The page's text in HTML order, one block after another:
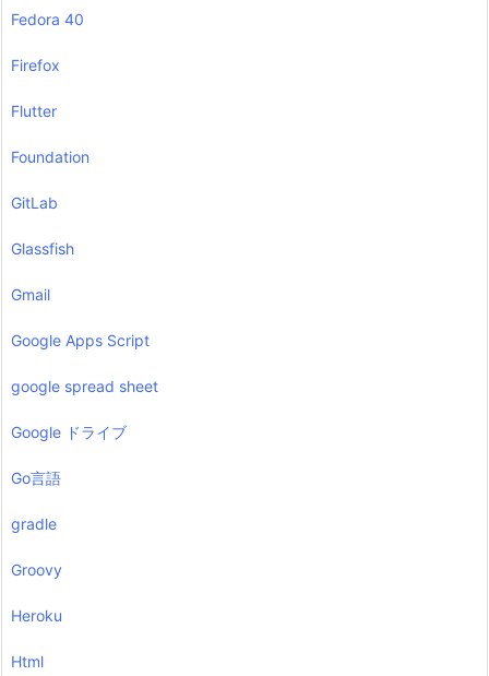
Fedora 40
Firefox
Flutter
Foundation
GitLab
Glassfish
Gmail
Google Apps Script
google spread sheet
Google ドライブ
Go言語
gradle
Groovy
Heroku
Html